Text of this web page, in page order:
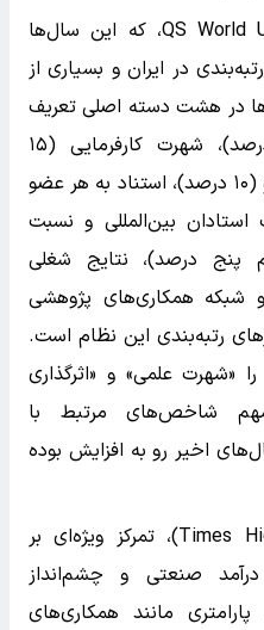
در نظام QS World University Rankings، که این سال‌ها
در ایران و بسیاری از
در هشت دسته اصلی تعریف
شده‌اند: شهرت علمی (۳۰ درصد)، شهرت کارفرمایی (۱۵
درصد)، نسبت استاد به دانشجو (۱۰ درصد)، استناد به هر عضو
نسبت استادان بین‌المللی و نسبت
پنج درصد)، نتایج شغلی
شبکه همکاری‌های پژوهشی
رتبه‌بندی این نظام است.
«شهرت علمی» و «اثرگذاری
شاخص‌های مرتبط با
اخیر رو به افزایش بوده
نظام تایمز (Times Higher Education)، تمرکز ویژه‌ای بر
صنعتی و چشم‌انداز
مانند همکاری‌های